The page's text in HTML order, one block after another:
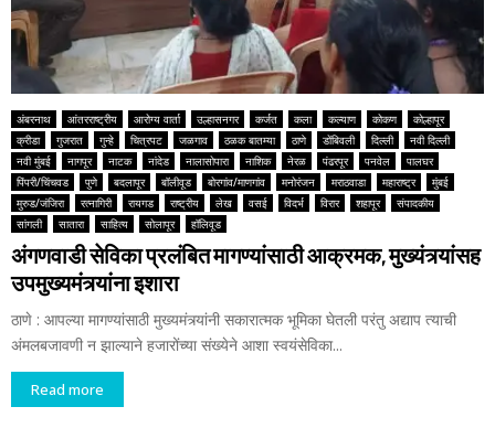
अंबरनाथ आंतरराष्ट्रीय आरोग्य वार्ता उल्हासनगर कर्जत कला कल्याण कोकण
कोल्हापूर
क्रीडा
गुजरात गुन्हे चित्रपट जळगाव ठळक बातम्या ठाणे डोंबिवली दिल्ली
नवी दिल्ली
नवी मुंबई
नागपूर नाटक नांदेड नालासोपारा नाशिक नेरळ पंढरपूर पनवेल
पालघर
पिंपरी/चिंचवड
पुणे बदलापूर बॉलीवूड बोरगांव/माणगांव मनोरंजन मराठवाडा महाराष्ट्र
मुंबई
मुरुड/जंजिरा
रत्नागिरी रायगड राष्ट्रीय लेख वसई विदर्भ विरार शहापूर
संपादकीय
सांगली
सातारा साहित्य सोलापूर हॉलिवूड
अंगणवाडी सेविका प्रलंबित मागण्यांसाठी आक्रमक, मुख्यंत्र्यांसह
उपमुख्यमंत्र्यांना इशारा
ठाणे : आपल्या मागण्यांसाठी मुख्यमंत्र्यांनी सकारात्मक भूमिका घेतली परंतु अद्याप त्याची
अंमलबजावणी न झाल्याने हजारोंच्या संख्येने आशा स्वयंसेविका...
Read more